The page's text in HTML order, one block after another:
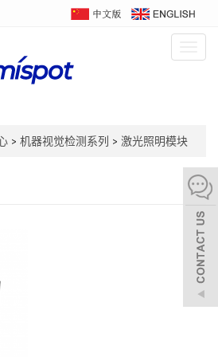
> 机器视觉检测系列 > 激光照明模块